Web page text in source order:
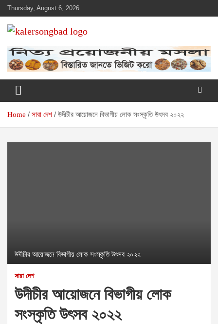
Skip
content
Thursday, August 6, 2026
কালের সংবাদ
Home সারা দেশ উদীচীর আয়োজনে বিভাগীয় লোক সংস্কৃতি উৎসব ২০২২
উদীচীর আয়োজনে বিভাগীয় লোক সংস্কৃতি উৎসব ২০২২
সারা দেশ
উদীচীর আয়োজনে বিভাগীয় লোক
সংস্কৃতি উৎসব ২০২২